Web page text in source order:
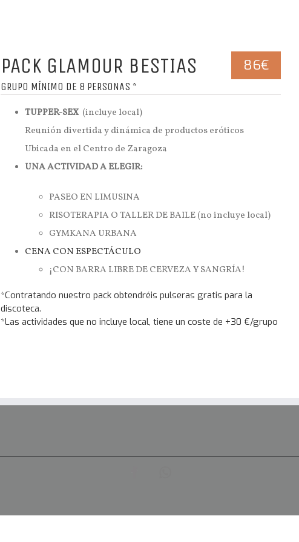
86€
PACK GLAMOUR BESTIAS
GRUPO MÍNIMO DE 8 PERSONAS *
TUPPER-SEX (incluye local)
Reunión divertida y dinámica de productos eróticos
Ubicada en el Centro de Zaragoza
UNA ACTIVIDAD A ELEGIR:
PASEO EN LIMUSINA
RISOTERAPIA O TALLER DE BAILE (no incluye local)
GYMKANA URBANA
CENA CON ESPECTÁCULO
¡CON BARRA LIBRE DE CERVEZA Y SANGRÍA!
*Contratando nuestro pack obtendréis pulseras gratis para la
discoteca.
*Las actividades que no incluye local, tiene un coste de +30 €/grupo